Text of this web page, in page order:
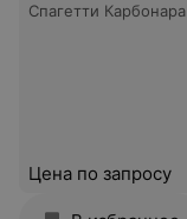
Спагетти Карбонара
Цена по запросу